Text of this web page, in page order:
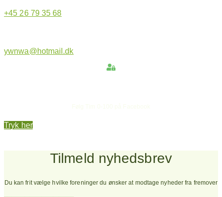
+45 26 79 35 68
ywnwa@hotmail.dk
Tryk her
Tilmeld nyhedsbrev
Du kan frit vælge hvilke foreninger du ønsker at modtage nyheder fra fremover